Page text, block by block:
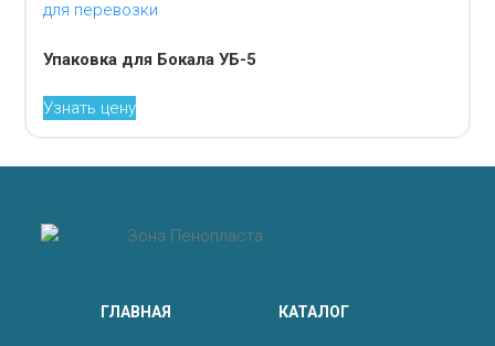
Упаковка для Бокала УБ-5
Узнать цену
ГЛАВНАЯ КАТАЛОГ